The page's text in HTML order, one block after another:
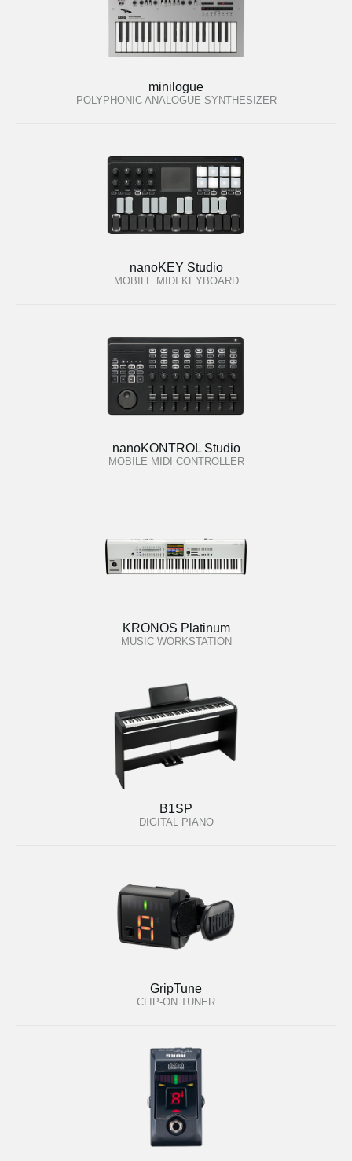
minilogue
POLYPHONIC ANALOGUE SYNTHESIZER
nanoKEY Studio
MOBILE MIDI KEYBOARD
nanoKONTROL Studio
MOBILE MIDI CONTROLLER
KRONOS Platinum
MUSIC WORKSTATION
B1SP
DIGITAL PIANO
GripTune
CLIP-ON TUNER